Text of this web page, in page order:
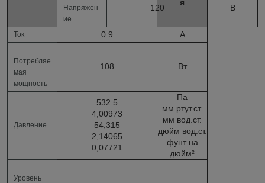
я
Напряжен
ие
120 В
Ток 0.9 А
Потребляе
мая
мощность
108 Вт
Давление
532.5
4,00973
54,315
2,14065
0,07721
Па
мм ртут.ст.
мм вод.ст.
дюйм вод.ст.
фунт на
дюйм²
Уровень